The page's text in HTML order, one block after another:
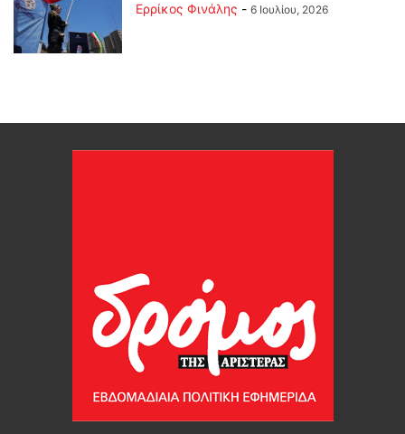
Ερρίκος Φινάλης - 6 Ιουλίου, 2026